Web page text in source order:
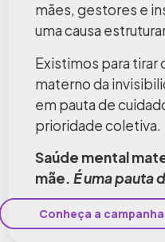
mães, gestores e
uma causa
Existimos para
materno da
em pauta de
prioridade coletiva.
Saúde mental
mãe. É uma pauta
Conheça a campanha